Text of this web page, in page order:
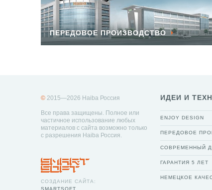
ПЕРЕДОВОЕ ПРОИЗВОДСТВО
© 2015—2026 Haiba Россия
Все права защищены. Полное или
частичное использование любых
материалов с сайта возможно только
с разрешения Haiba Россия.
СОЗДАНИЕ САЙТА:
SMARTSOFT
ИДЕИ И
ENJOY DESIGN
ПЕРЕДОВОЕ
СОВРЕМЕННЫЙ
ГАРАНТИЯ 5 ЛЕТ
НЕМЕЦКОЕ